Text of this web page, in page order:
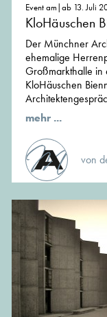
Event am|ab 13. Juli
KloHäuschen
Der Münchner
ehemalige
Großmarkthalle in
KloHäuschen
mehr ...
von